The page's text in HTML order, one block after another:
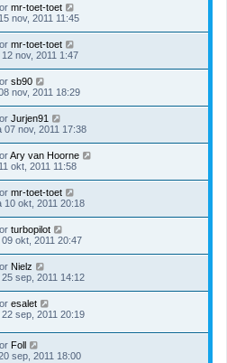
mr-toet-toet
nov, 2011 11:45
mr-toet-toet
nov, 2011 1:47
sb90
nov, 2011 18:29
Jurjen91
07 nov, 2011 17:38
Ary van Hoorne
okt, 2011 11:58
mr-toet-toet
10 okt, 2011 20:18
turbopilot
okt, 2011 20:47
Nielz
sep, 2011 14:12
esalet
22 sep, 2011 20:19
Foll
sep, 2011 18:00